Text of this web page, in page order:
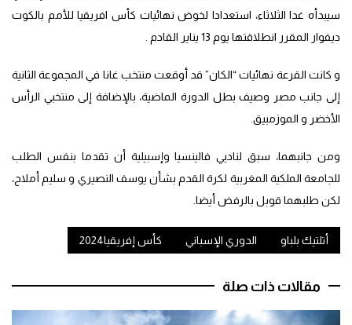
سيبدأه غدا الثلاثاء، استعدادا لخوض نهائيات كأس افريقيا للأمم بالكوت
ديفوار المقرر انطلاقتها يوم 13 يناير القادم .
و كانت القرعة نهائيات “الكان” قد أوقعت منتخب غانا في المجموعة الثانية
إلى جانب مصر وصيف بطل الدورة الماضية، بالإضافة إلى منتخبي الرأس
الأخضر و الموزمبيق.
ومن جانبهما، سبق لناديي فالينسيا وإسبيلية أن تقدما بنفس الطلب
للجامعة الملكية المغربية لكرة القدم بشأن يوسف النصيري و سليم أملاح،
لكن طلبهما قوبل بالرفض أيضا.
أتلتيك بلباو الدوري الإسباني كأس إفريقيا2024
مقالات ذات صلة